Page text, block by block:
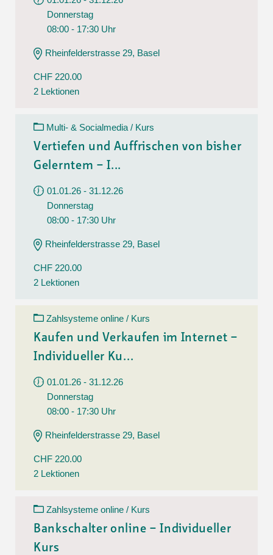
Donnerstag
08:00 - 17:30 Uhr
Rheinfelderstrasse 29, Basel
CHF 220.00
2 Lektionen
Multi- & Socialmedia / Kurs
Vertiefen und Auffrischen von bisher
Gelerntem – I...
01.01.26 - 31.12.26
Donnerstag
08:00 - 17:30 Uhr
Rheinfelderstrasse 29, Basel
CHF 220.00
2 Lektionen
Zahlsysteme online / Kurs
Kaufen und Verkaufen im Internet –
Individueller Ku...
01.01.26 - 31.12.26
Donnerstag
08:00 - 17:30 Uhr
Rheinfelderstrasse 29, Basel
CHF 220.00
2 Lektionen
Zahlsysteme online / Kurs
Bankschalter online – Individueller
Kurs